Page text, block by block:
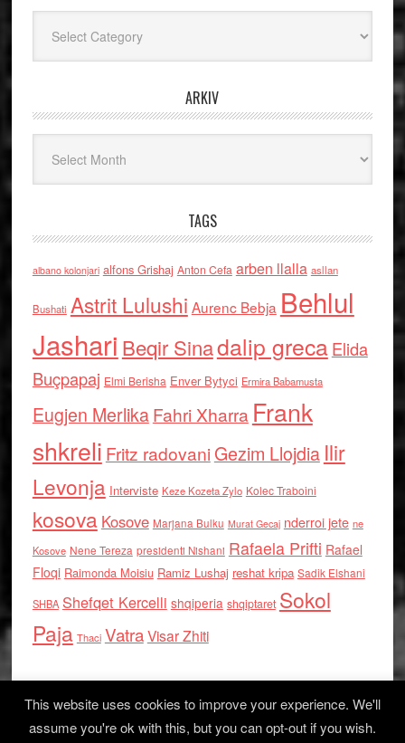
ARKIV
TAGS
albano kolonjari alfons Grishaj Anton Cefa arben llalla asllan
Bushati Astrit Lulushi Aurenc Bebja Behlul
Jashari Beqir Sinadalip grecaElida
Buçpapaj Elmi Berisha Enver Bytyci Ermira Babamusta
Eugjen MerlikaFahri Xharra Frank
shkreli Fritz radovaniGezim Llojdia Ilir
Levonja Interviste Keze Kozeta Zylo Kolec Traboini
kosova Kosove Marjana Bulku Murat Gecaj nderroi jete ne
Kosove Nene Tereza presidenti Nishani Rafaela Prifti Rafael
Floqi Raimonda Moisiu Ramiz Lushaj reshat kripa Sadik Elshani
SHBA Shefqet Kercelli shqiperia shqiptaret Sokol
Paja Thaci VatraVisar Zhiti
This website uses cookies to improve your experience. We'll
assume you're ok with this, but you can opt-out if you wish.